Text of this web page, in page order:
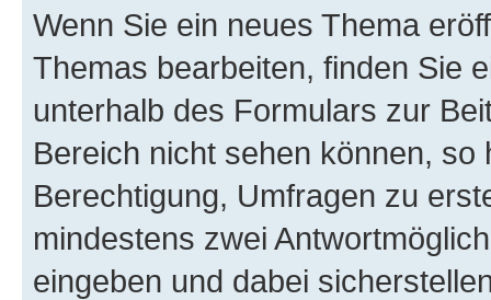
Wenn Sie ein neues Thema
Themas bearbeiten, finden Sie
unterhalb des Formulars zur
Bereich nicht sehen können,
Berechtigung, Umfragen zu
mindestens zwei
eingeben und dabei